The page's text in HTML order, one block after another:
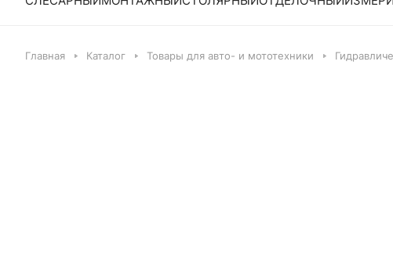
Главная Каталог Товары для авто- и мототехники